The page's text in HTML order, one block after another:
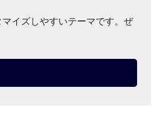
イズしやすいテーマです。ぜ